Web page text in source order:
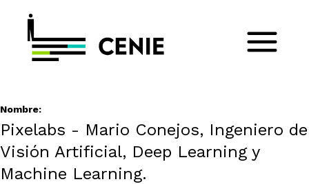
Nombre:
Pixelabs - Mario Conejos, Ingeniero de
Visión Artificial, Deep Learning y
Machine Learning.